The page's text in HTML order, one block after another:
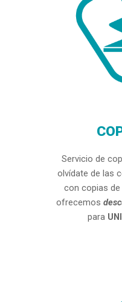
Servicio de
olvídate de las
con copias de
ofrecemos
para